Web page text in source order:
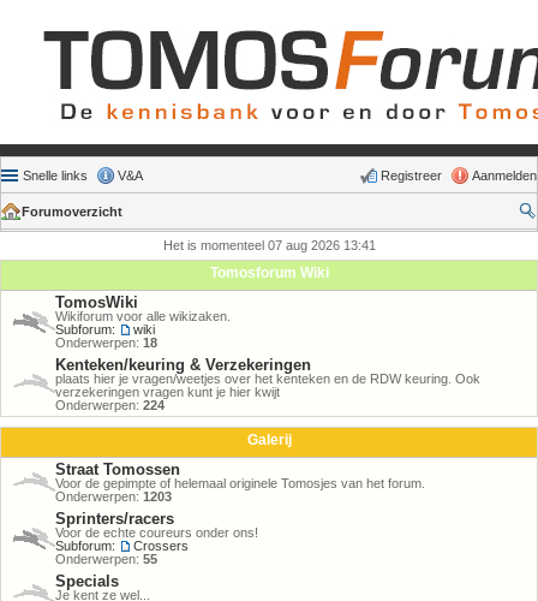
Snelle links V&A Aanmelden
Registreer
Forumoverzicht
Het is momenteel 07 aug 2026 13:41
Tomosforum Wiki
TomosWiki
Wikiforum voor alle wikizaken.
Subforum:
wiki
Onderwerpen: 18
Kenteken/keuring & Verzekeringen
plaats hier je vragen/weetjes over het kenteken en de RDW keuring. Ook
verzekeringen vragen kunt je hier kwijt
Onderwerpen: 224
Galerij
Straat Tomossen
Voor de gepimpte of helemaal originele Tomosjes van het forum.
Onderwerpen: 1203
Sprinters/racers
Voor de echte coureurs onder ons!
Subforum:
Crossers
Onderwerpen: 55
Specials
Je kent ze wel...